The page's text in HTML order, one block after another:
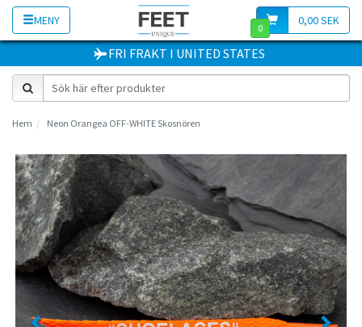
MENY 0,00 SEK
0
FRI FRAKT I UNITED STATES
Hem Neon Orangea OFF-WHITE Skosnören
Previous Next